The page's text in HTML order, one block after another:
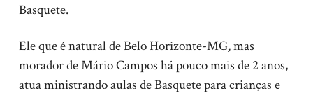
Basquete.
Ele que é natural de Belo Horizonte-MG, mas
morador de Mário Campos há pouco mais de 2 anos,
atua ministrando aulas de Basquete para crianças e